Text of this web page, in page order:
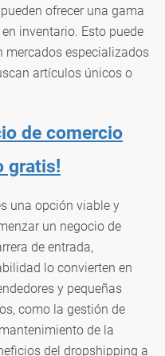
ofrecer una gama
inventario. Esto puede
mercados especializados
artículos únicos o
de comercio
gratis!
una opción viable y
un negocio de
de entrada,
lo convierten en
y pequeñas
como la gestión de
de la
del dropshipping a